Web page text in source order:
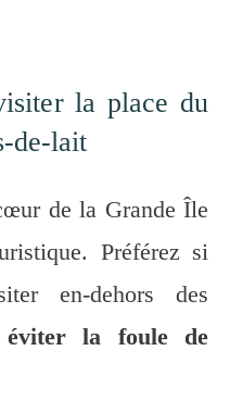
la place du
de-lait
de la Grande Île
Préférez si
en-dehors des
éviter la foule de